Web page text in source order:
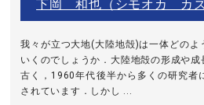
下岡 和也（シモオカ カズ
我々が立つ大地(大陸地殻)は一体どのよ
いくのでしょうか．大陸地殻の形成や
古く，1960年代後半から多くの研究者
されています．しかし ...